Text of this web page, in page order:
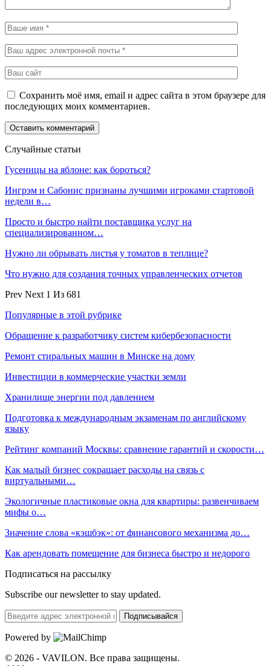
Сохранить моё имя, email и адрес сайта в этом браузере для
последующих моих комментариев.
Случайные статьи
Гусеницы на яблоне: как бороться?
Ингрэм и Сабонис признаны лучшими игроками стартовой
недели в…
Просто и быстро найти поставщика услуг на
специализированном…
Нужно ли обрывать листья у томатов в теплице?
Что нужно для создания точных управленческих отчетов
Prev Next 1 Из 681
Популярные в этой рубрике
Обращение к разработчику систем кибербезопасности
Ремонт стиральных машин в Минске на дому
Инвестиции в коммерческие участки земли
Хранилище энергии под давлением
Подготовка к международным экзаменам по английскому
языку
Рейтинг компаний Москвы: сравнение гарантий и скорости…
Как малый бизнес сокращает расходы на связь с
виртуальными…
Экологичные пластиковые окна для квартиры: развенчиваем
мифы о…
Значение слова «кэшбэк»: от финансового механизма до…
Как арендовать помещение для бизнеса быстро и недорого
Подписаться на рассылку
Subscribe our newsletter to stay updated.
Подписывайся
Powered by
© 2026 - VAVILON. Все права защищены.